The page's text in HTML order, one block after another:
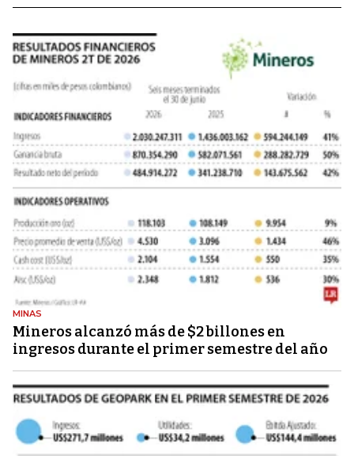
MINAS
Mineros alcanzó más de $2 billones en
ingresos durante el primer semestre del año